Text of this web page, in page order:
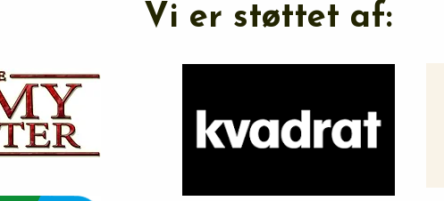
Vi er støttet af: